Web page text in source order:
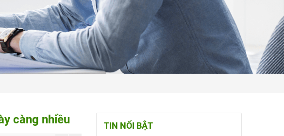
càng nhiều TIN NỔI BẬT